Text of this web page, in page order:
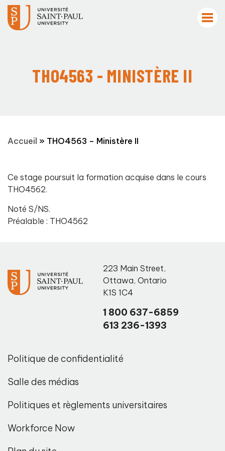
THO4563 - MINISTÈRE II
Accueil » THO4563 – Ministère II
Ce stage poursuit la formation acquise dans le cours
THO4562.
Noté S/NS.
Préalable : THO4562
223 Main Street,
Ottawa, Ontario
K1S 1C4
1 800 637-6859
613 236-1393
Politique de confidentialité
Salle des médias
Politiques et règlements universitaires
Workforce Now